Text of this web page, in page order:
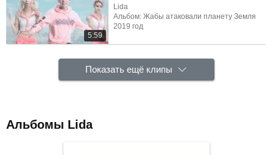
5:59
Lida
Альбом: Жабы атаковали планету Земля
2019 год
Показать ещё клипы
Альбомы Lida